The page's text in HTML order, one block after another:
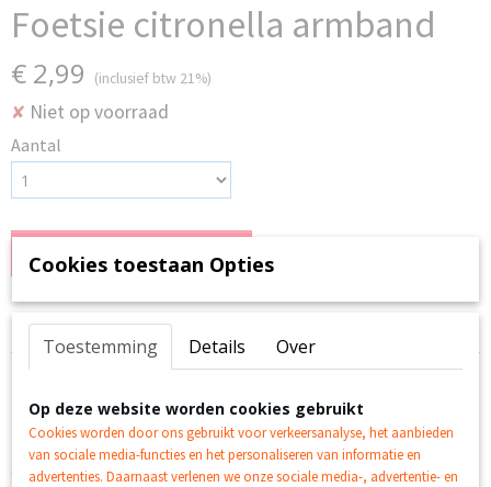
Foetsie citronella armband
€ 2,99 (inclusief btw 21%)
✘ Niet op voorraad
Aantal
IN WINKELWAGEN
Specificaties
EAN code
8718215302254
Omschrijving
Foetsie citronella armband
De foetsie citronella armband werkt op basis van aromatische
essentiele olien waaronder citronella
Cookies toestaan Opties
Toestemming Details Over
Op deze website worden cookies gebruikt
Cookies worden door ons gebruikt voor verkeersanalyse, het aanbieden
van sociale media-functies en het personaliseren van informatie en
advertenties. Daarnaast verlenen we onze sociale media-, advertentie- en